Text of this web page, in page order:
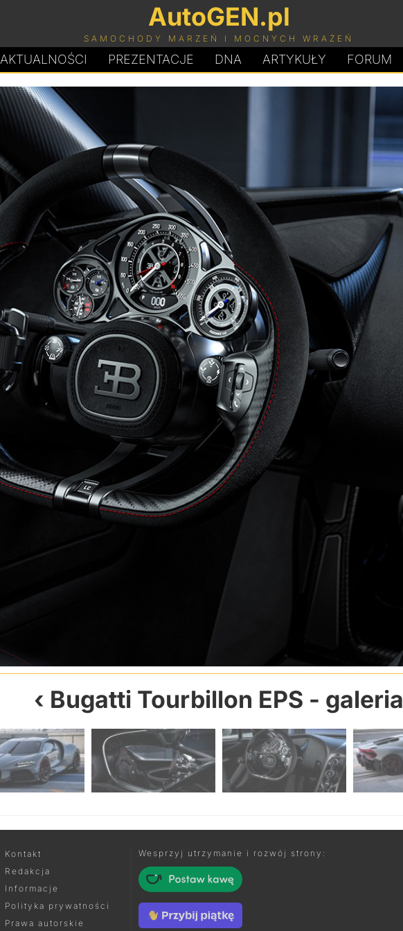
AutoGEN.pl
SAMOCHODY MARZEŃ I MOCNYCH WRAŻEŃ
AKTUALNOŚCI PREZENTACJE DNA ARTYKUŁY FORUM
Bugatti Tourbillon EPS - galeria
Kontakt
Redakcja
Informacje
Polityka prywatności
Prawa autorskie
Wesprzyj utrzymanie i rozwój strony: